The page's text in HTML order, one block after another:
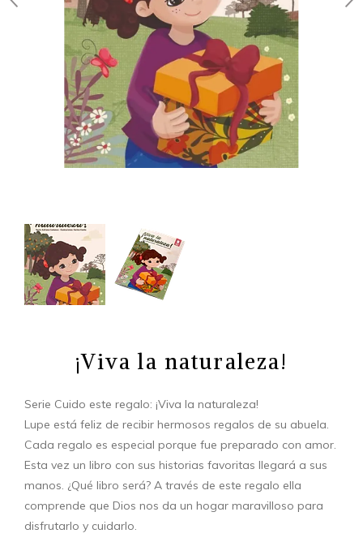
¡Viva la naturaleza!
Serie Cuido este regalo: ¡Viva la naturaleza!
Lupe está feliz de recibir hermosos regalos de su abuela.
Cada regalo es especial porque fue preparado con amor.
Esta vez un libro con sus historias favoritas llegará a sus
manos. ¿Qué libro será? A través de este regalo ella
comprende que Dios nos da un hogar maravilloso para
disfrutarlo y cuidarlo.